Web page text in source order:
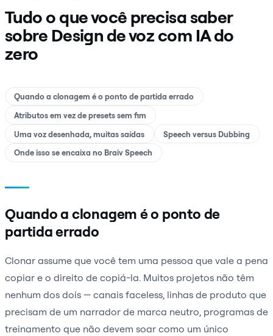
Tudo o que você precisa saber
sobre Design de voz com IA do
zero
Quando a clonagem é o ponto de partida errado
Atributos em vez de presets sem fim
Uma voz desenhada, muitas saídas
Speech versus Dubbing
Onde isso se encaixa no Braiv Speech
Quando a clonagem é o ponto de
partida errado
Clonar assume que você tem uma pessoa que vale a pena
copiar e o direito de copiá-la. Muitos projetos não têm
nenhum dos dois — canais faceless, linhas de produto que
precisam de um narrador de marca neutro, programas de
treinamento que não devem soar como um único